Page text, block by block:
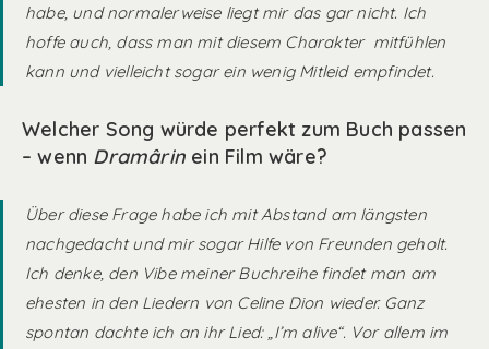
habe, und normalerweise liegt mir das gar nicht. Ich
hoffe auch, dass man mit diesem Charakter mitfühlen
kann und vielleicht sogar ein wenig Mitleid empfindet.
Welcher Song würde perfekt zum Buch passen
– wenn Dramârin ein Film wäre?
Über diese Frage habe ich mit Abstand am längsten
nachgedacht und mir sogar Hilfe von Freunden geholt.
Ich denke, den Vibe meiner Buchreihe findet man am
ehesten in den Liedern von Celine Dion wieder. Ganz
spontan dachte ich an ihr Lied: „I’m alive“. Vor allem im